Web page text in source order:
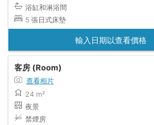
浴缸和淋浴間
5 張日式床墊
輸入日期以查看價格
客房 (Room)
查看相片
24 m²
夜景
禁煙房